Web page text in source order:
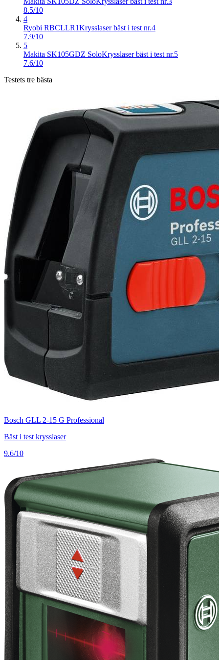
8.5/10
4
Ryobi RBCLLR1Krysslaser bäst i test nr.4
7.9/10
5
Makita SK105GDZ SoloKrysslaser bäst i test nr.5
7.6/10
Testets tre bästa
Bosch GLL 2-15 G Professional
Bäst i test krysslaser
9.6/10